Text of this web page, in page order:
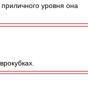
уровня она